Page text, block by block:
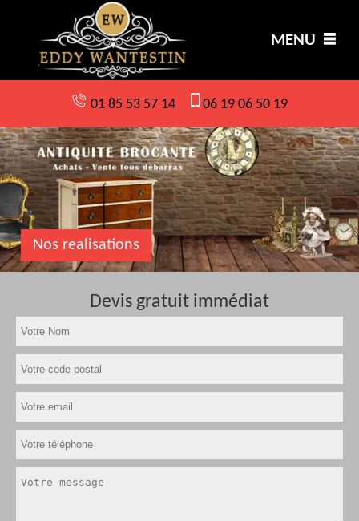
MENU
01 85 53 57 14 06 19 06 50 19
Nos realisations
Devis gratuit immédiat